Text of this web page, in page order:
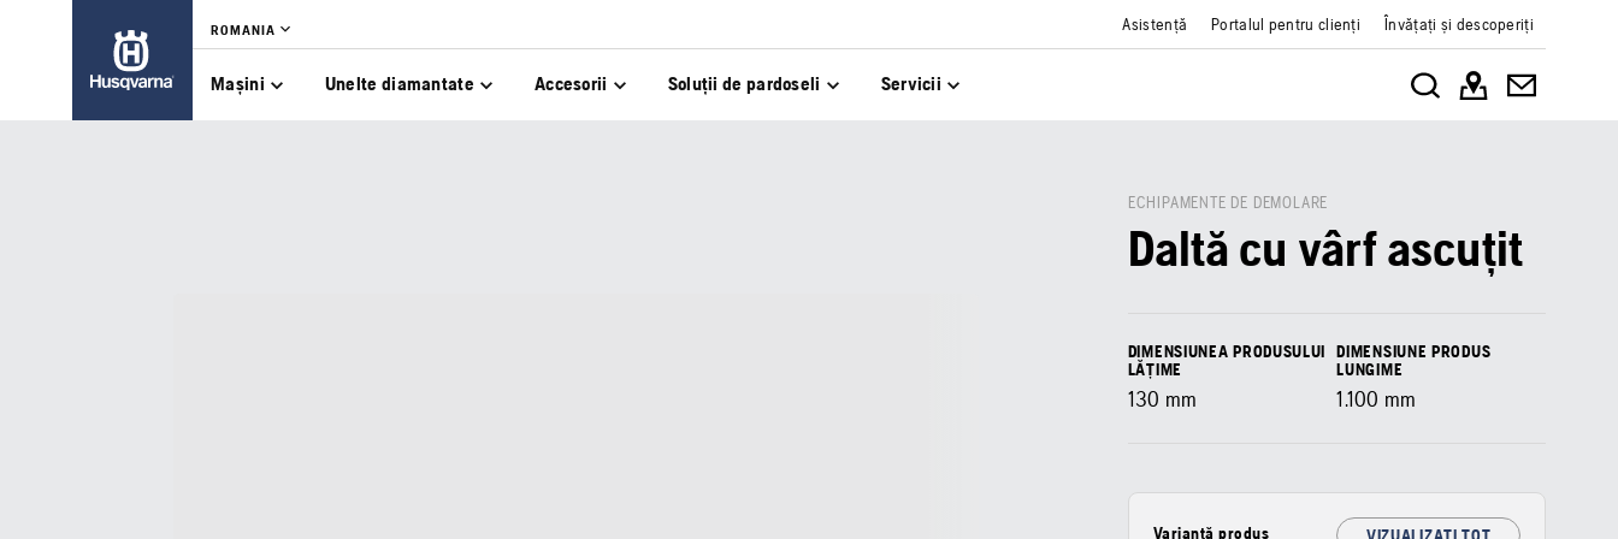
ROMANIA Asistență Portalul pentru clienți Învățați și descoperiți
Mașini Unelte diamantate Accesorii Soluții de pardoseli Servicii
ECHIPAMENTE DE DEMOLARE
Daltă cu vârf ascuțit
DIMENSIUNEA PRODUSULUI
LĂȚIME
130 mm
DIMENSIUNE PRODUS
LUNGIME
1.100 mm
Variantă produs VIZUALIZAȚI TOT